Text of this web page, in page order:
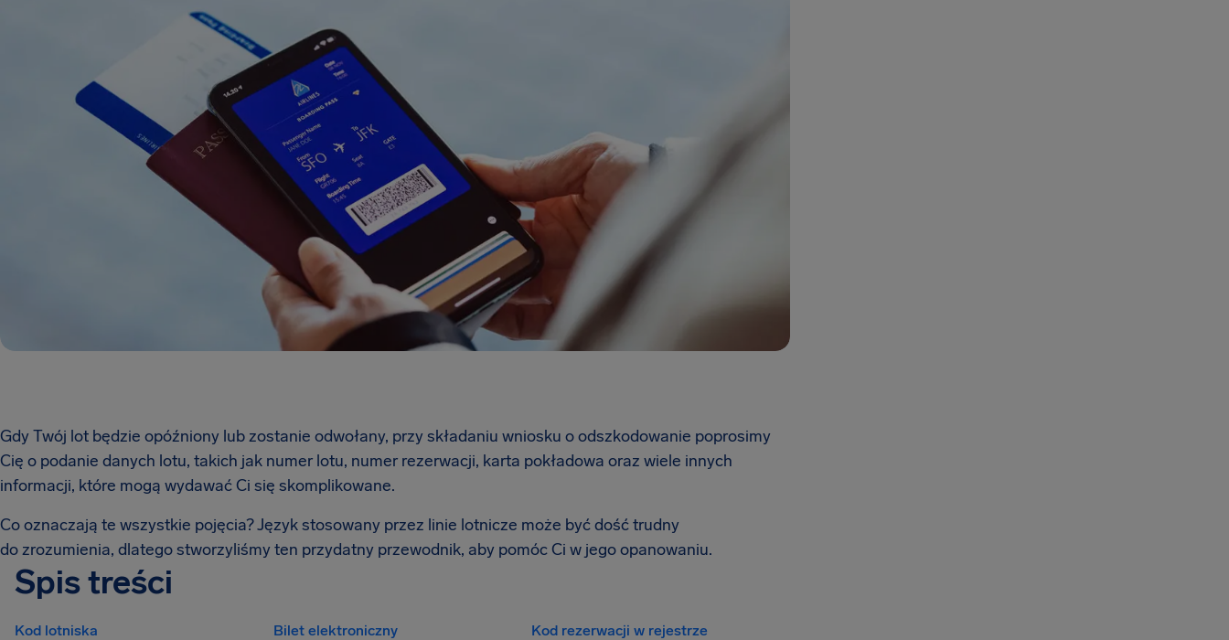
Gdy Twój lot będzie opóźniony lub zostanie odwołany, przy składaniu wniosku o odszkodowanie poprosimy
Cię o podanie danych lotu, takich jak numer lotu, numer rezerwacji, karta pokładowa oraz wiele innych
informacji, które mogą wydawać Ci się skomplikowane.
Co oznaczają te wszystkie pojęcia? Język stosowany przez linie lotnicze może być dość trudny
do zrozumienia, dlatego stworzyliśmy ten przydatny przewodnik, aby pomóc Ci w jego opanowaniu.
Spis treści
Kod lotniska
Bilet elektroniczny
Kod rezerwacji w rejestrze